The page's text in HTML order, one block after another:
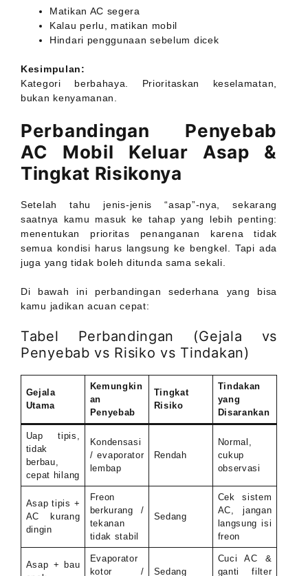
Matikan AC segera
Kalau perlu, matikan mobil
Hindari penggunaan sebelum dicek
Kesimpulan:
Kategori berbahaya. Prioritaskan keselamatan,
bukan kenyamanan.
Perbandingan Penyebab
AC Mobil Keluar Asap &
Tingkat Risikonya
Setelah tahu jenis-jenis “asap”-nya, sekarang
saatnya kamu masuk ke tahap yang lebih penting:
menentukan prioritas penanganan karena tidak
semua kondisi harus langsung ke bengkel. Tapi ada
juga yang tidak boleh ditunda sama sekali.
Di bawah ini perbandingan sederhana yang bisa
kamu jadikan acuan cepat:
Tabel Perbandingan (Gejala vs
Penyebab vs Risiko vs Tindakan)
Gejala
Utama
Kemungkin
an
Penyebab
Tingkat
Risiko
Tindakan
yang
Disarankan
Uap tipis,
tidak
berbau,
cepat hilang
Kondensasi
/ evaporator
lembap
Rendah
Normal,
cukup
observasi
Asap tipis +
AC kurang
dingin
Freon
berkurang /
tekanan
tidak stabil
Sedang
Cek sistem
AC, jangan
langsung isi
freon
Asap + bau
Evaporator
kotor /
Sedang
Cuci AC &
ganti filter